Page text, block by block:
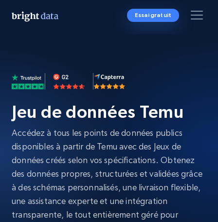
Essai gratuit
Jeu de données Temu
Accédez à tous les points de données publics
disponibles à partir de Temu avec des Jeux de
données créés selon vos spécifications. Obtenez
des données propres, structurées et validées grâce
à des schémas personnalisés, une livraison flexible,
une assistance experte et une intégration
transparente, le tout entièrement géré pour